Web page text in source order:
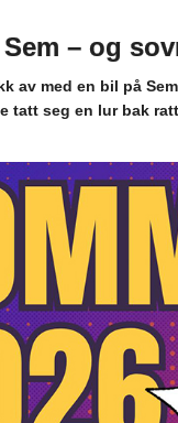
– og
av med en bil på
tatt seg en lur bak